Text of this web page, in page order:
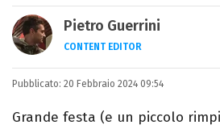
Pietro Guerrini
CONTENT EDITOR
Laurea in Lettere,
Pixar).
Pubblicato: 20 Febbraio 2024 09:54
Grande festa (e un piccolo